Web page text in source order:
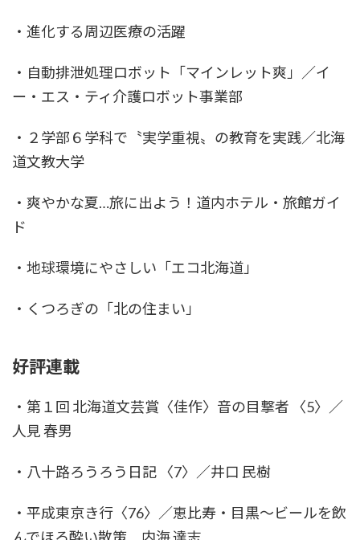
・進化する周辺医療の活躍
・自動排泄処理ロボット「マインレット爽」／イ
ー・エス・ティ介護ロボット事業部
・２学部６学科で〝実学重視〟の教育を実践／北海
道文教大学
・爽やかな夏…旅に出よう！道内ホテル・旅館ガイ
ド
・地球環境にやさしい「エコ北海道」
・くつろぎの「北の住まい」
好評連載
・第１回 北海道文芸賞〈佳作〉音の目撃者 〈5〉／
人見 春男
・八十路ろうろう日記 〈7〉／井口 民樹
・平成東京き行〈76〉／恵比寿・目黒～ビールを飲